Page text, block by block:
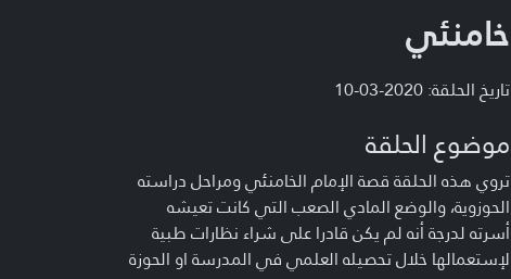
خامنئي
تاريخ الحلقة: 2020-03-10
موضوع الحلقة
تروي هذه الحلقة قصة الإمام الخامنئي ومراحل دراسته
الحوزوية، والوضع المادي الصعب التي كانت تعيشه
أسرته لدرجة أنه لم يكن قادرا على شراء نظارات طبية
لإستعمالها خلال تحصيله العلمي في المدرسة او الحوزة